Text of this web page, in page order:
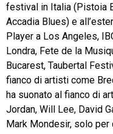
festival in Italia (Pistoia
Accadia Blues) e
Player a Los Angeles,
Londra, Fete de la
Bucarest, Taubertal
fianco di artisti come
ha suonato al fianco di
Jordan, Will Lee, David
Mark Mondesir, solo per